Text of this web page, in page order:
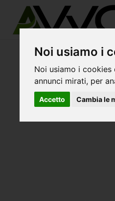
Noi usiamo i
Noi usiamo i
annunci mirati, per
Accetto Cambia le